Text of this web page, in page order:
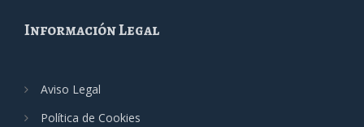
Información Legal
Aviso Legal
Política de Cookies